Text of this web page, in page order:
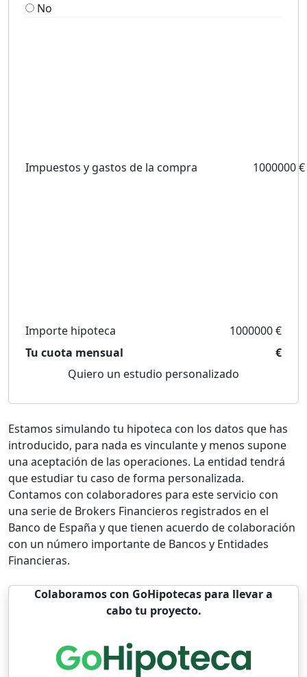
No
Impuestos y gastos de la compra 1000000 €
Importe hipoteca
1000000 €
Tu cuota mensual
€
Quiero un estudio personalizado
Estamos simulando tu hipoteca con los datos que has
introducido, para nada es vinculante y menos supone
una aceptación de las operaciones. La entidad tendrá
que estudiar tu caso de forma personalizada.
Contamos con colaboradores para este servicio con
una serie de Brokers Financieros registrados en el
Banco de España y que tienen acuerdo de colaboración
con un número importante de Bancos y Entidades
Financieras.
Colaboramos con GoHipotecas para llevar a
cabo tu proyecto.